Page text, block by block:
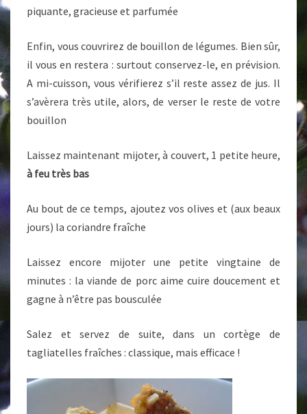
piquante, gracieuse et parfumée
Enfin, vous couvrirez de bouillon de légumes. Bien sûr,
il vous en restera : surtout conservez-le, en prévision.
A mi-cuisson, vous vérifierez s’il reste assez de jus. Il
s’avèrera très utile, alors, de verser le reste de votre
bouillon
Laissez maintenant mijoter, à couvert, 1 petite heure,
à feu très bas
Au bout de ce temps, ajoutez vos olives et (aux beaux
jours) la coriandre fraîche
Laissez encore mijoter une petite vingtaine de
minutes : la viande de porc aime cuire doucement et
gagne à n’être pas bousculée
Salez et servez de suite, dans un cortège de
tagliatelles fraîches : classique, mais efficace !